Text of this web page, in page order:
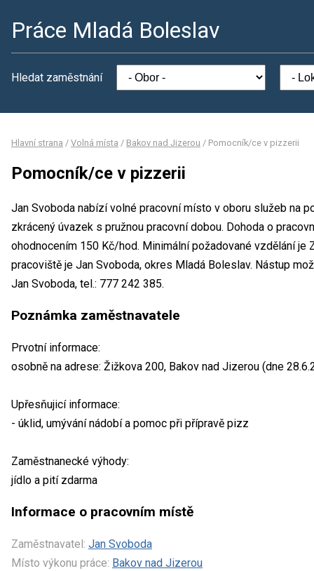
Práce Mladá Boleslav
Hledat zaměstnání
Hlavní strana / Volná místa / Bakov nad Jizerou / Pomocník/ce v pizzerii
Pomocník/ce v pizzerii
Jan Svoboda nabízí volné pracovní místo v oboru služeb na
zkrácený úvazek s pružnou pracovní dobou. Dohoda o
ohodnocením 150 Kč/hod. Minimální požadované vzdělání je
pracoviště je Jan Svoboda, okres Mladá Boleslav. Nástup
Jan Svoboda, tel.: 777 242 385.
Poznámka zaměstnavatele
Prvotní informace:
osobně na adrese: Žižkova 200, Bakov nad Jizerou (dne
Upřesňujicí informace:
- úklid, umývání nádobí a pomoc při přípravě pizz
Zaměstnanecké výhody:
jídlo a pití zdarma
Informace o pracovním místě
Zaměstnavatel: Jan Svoboda
Místo výkonu práce: Bakov nad Jizerou